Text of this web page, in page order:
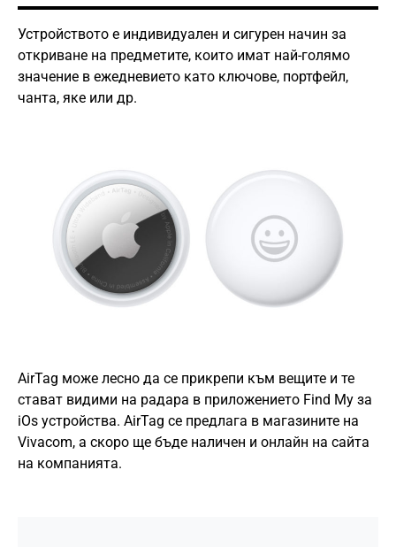
Устройството е индивидуален и сигурен начин за
откриване на предметите, които имат най-голямо
значение в ежедневието като ключове, портфейл,
чанта, яке или др.
AirTag може лесно да се прикрепи към вещите и те
стават видими на радара в приложението Find My за
iOs устройства. AirTag се предлага в магазините на
Vivacom, а скоро ще бъде наличен и онлайн на сайта
на компанията.